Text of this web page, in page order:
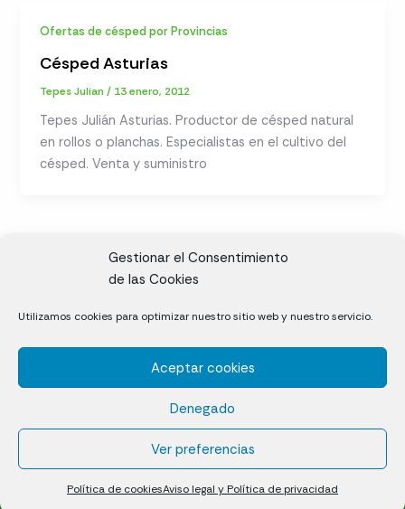
Gestionar el Consentimiento
de las Cookies
Utilizamos cookies para optimizar nuestro sitio web y nuestro servicio.
Aceptar cookies
Denegado
Ver preferencias
Política de cookiesAviso legal y Política de privacidad
Ofertas de césped por Provincias
Césped Asturias
Tepes Julian/ 13 enero, 2012
Tepes Julián Asturias. Productor de césped natural
en rollos o planchas. Especialistas en el cultivo del
césped. Venta y suministro
Cáceres
Césped natural en tepes
Política de cookies (UE)
Aviso legal y Política de privacidad
¿Quiénes somos?
Contacto